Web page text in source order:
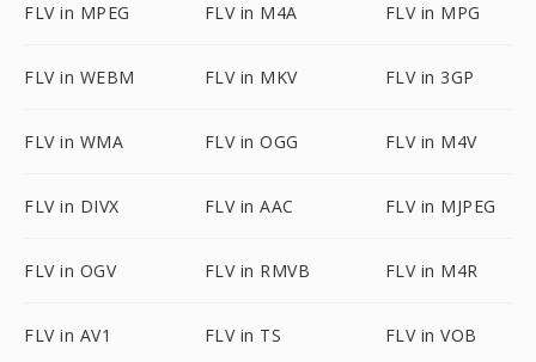
FLV in MPEG FLV in M4A FLV in MPG
FLV in WEBM FLV in MKV FLV in 3GP
FLV in WMA FLV in OGG FLV in M4V
FLV in DIVX FLV in AAC FLV in MJPEG
FLV in OGV FLV in RMVB FLV in M4R
FLV in AV1 FLV in TS FLV in VOB